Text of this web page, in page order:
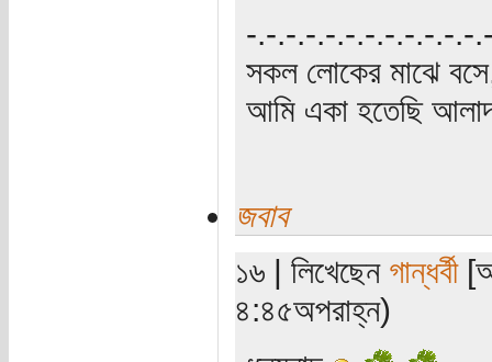
‍‌-.-.-.-.-.-.-.-.-.-.-.-
সকল লোকের মাঝে
আমি একা হতেছি
জবাব
১৬ | লিখেছেন গান্ধর্বী
৪:৪৫অপরাহ্ন)